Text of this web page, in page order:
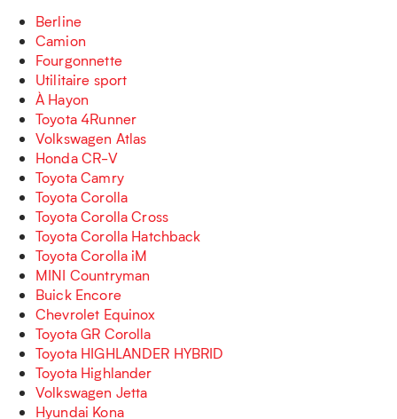
Berline
Camion
Fourgonnette
Utilitaire sport
À Hayon
Toyota 4Runner
Volkswagen Atlas
Honda CR-V
Toyota Camry
Toyota Corolla
Toyota Corolla Cross
Toyota Corolla Hatchback
Toyota Corolla iM
MINI Countryman
Buick Encore
Chevrolet Equinox
Toyota GR Corolla
Toyota HIGHLANDER HYBRID
Toyota Highlander
Volkswagen Jetta
Hyundai Kona